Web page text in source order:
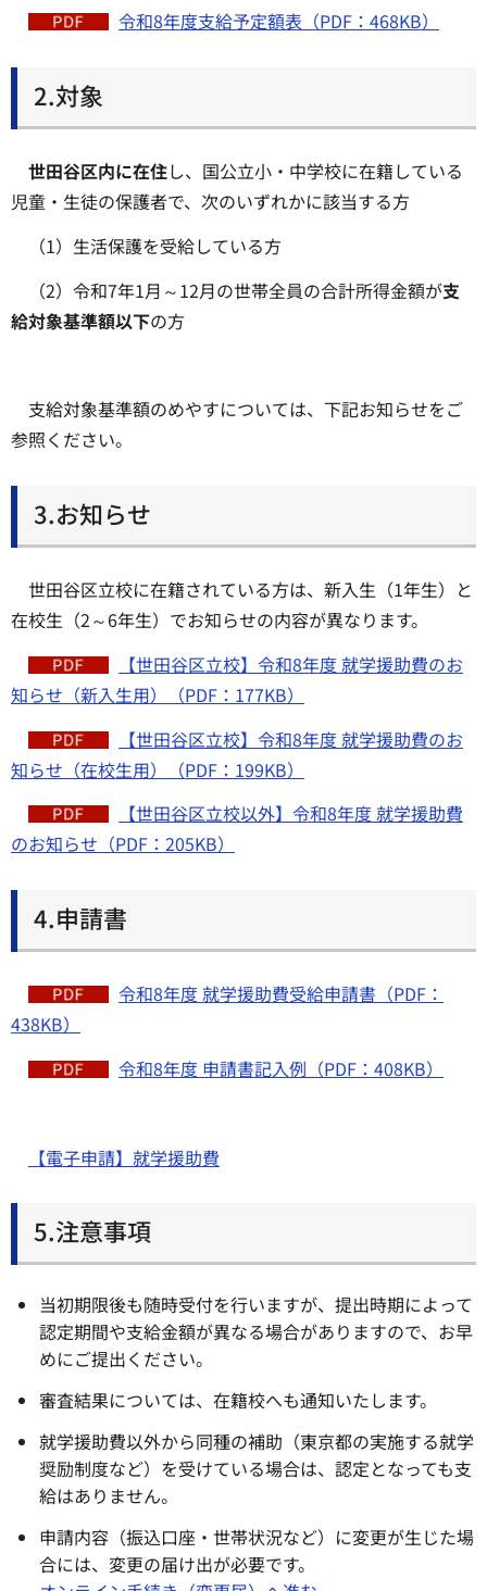
令和8年度支給予定額表（PDF：468KB）
2.対象
世田谷区内に在住し、国公立小・中学校に在籍している
児童・生徒の保護者で、次のいずれかに該当する方
（1）生活保護を受給している方
（2）令和7年1月～12月の世帯全員の合計所得金額が支
給対象基準額以下の方
支給対象基準額のめやすについては、下記お知らせをご
参照ください。
3.お知らせ
世田谷区立校に在籍されている方は、新入生（1年生）と
在校生（2～6年生）でお知らせの内容が異なります。
【世田谷区立校】令和8年度 就学援助費のお
知らせ（新入生用）（PDF：177KB）
【世田谷区立校】令和8年度 就学援助費のお
知らせ（在校生用）（PDF：199KB）
【世田谷区立校以外】令和8年度 就学援助費
のお知らせ（PDF：205KB）
4.申請書
令和8年度 就学援助費受給申請書（PDF：
438KB）
令和8年度 申請書記入例（PDF：408KB）
【電子申請】就学援助費
5.注意事項
当初期限後も随時受付を行いますが、提出時期によって
認定期間や支給金額が異なる場合がありますので、お早
めにご提出ください。
審査結果については、在籍校へも通知いたします。
就学援助費以外から同種の補助（東京都の実施する就学
奨励制度など）を受けている場合は、認定となっても支
給はありません。
申請内容（振込口座・世帯状況など）に変更が生じた場
合には、変更の届け出が必要です。